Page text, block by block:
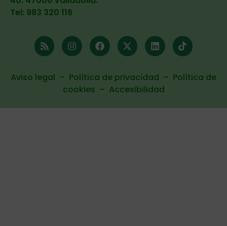
Tel: 983 320 116
Aviso legal – Política de privacidad – Política de
cookies – Accesibilidad